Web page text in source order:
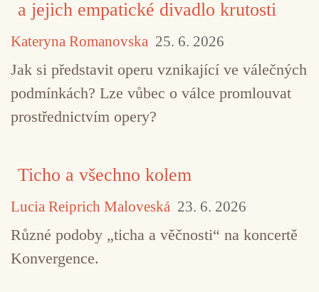
a jejich empatické divadlo krutosti
Kateryna Romanovska 25. 6. 2026
Jak si představit operu vznikající ve válečných
podmínkách? Lze vůbec o válce promlouvat
prostřednictvím opery?
Ticho a všechno kolem
Lucia Reiprich Maloveská 23. 6. 2026
Různé podoby „ticha a věčnosti“ na koncertě
Konvergence.